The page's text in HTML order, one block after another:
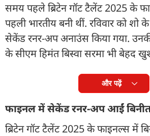
समय पहले ब्रिटेन गॉट टैलेंट 2025 के
पहली भारतीय बनी थीं. रविवार को शो
सेकेंड रनर-अप अनाउंस किया गया.
के सीएम हिमंत बिस्वा सरमा भी बेहद
और पढ़ें
फाइनल में सेकेंड रनर-अप आईं
ब्रिटेन गॉट टैलेंट 2025 के फाइनल्स में